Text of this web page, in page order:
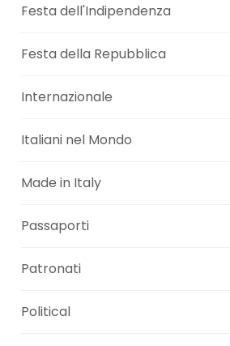
Festa dell'Indipendenza
Festa della Repubblica
Internazionale
Italiani nel Mondo
Made in Italy
Passaporti
Patronati
Political